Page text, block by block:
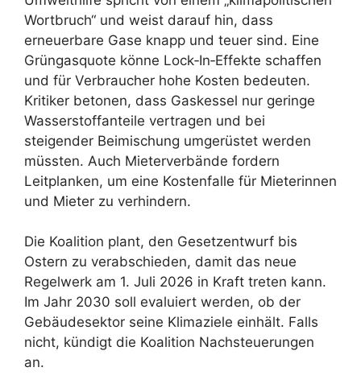
Wortbruch“ und weist darauf hin, dass
erneuerbare Gase knapp und teuer sind. Eine
Grüngasquote könne Lock‑In‑Effekte schaffen
und für Verbraucher hohe Kosten bedeuten.
Kritiker betonen, dass Gaskessel nur geringe
Wasserstoffanteile vertragen und bei
steigender Beimischung umgerüstet werden
müssten. Auch Mieterverbände fordern
Leitplanken, um eine Kostenfalle für Mieterinnen
und Mieter zu verhindern.
Die Koalition plant, den Gesetzentwurf bis
Ostern zu verabschieden, damit das neue
Regelwerk am 1. Juli 2026 in Kraft treten kann.
Im Jahr 2030 soll evaluiert werden, ob der
Gebäudesektor seine Klimaziele einhält. Falls
nicht, kündigt die Koalition Nachsteuerungen
an.